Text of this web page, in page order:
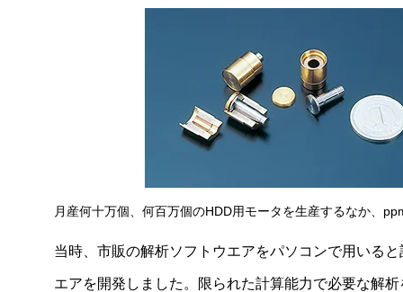
月産何十万個、何百万個のHDD用モータを生産するなか、
当時、市販の解析ソフトウエアをパソコンで用いる
エアを開発しました。限られた計算能力で必要な解